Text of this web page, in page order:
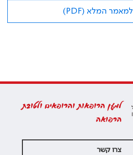
למאמר המלא (PDF)
למען הרופאות והרופאים ולטובת
הרפואה
צרו קשר